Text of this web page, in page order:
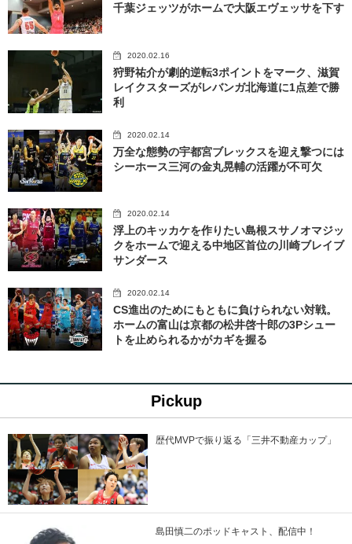
千葉ジェッツがホームで大阪エヴェッサを下す
2020.02.16
狩野祐介が劇的逆転3ポイントをマーク、滋賀
レイクスターズがレバンガ北海道に1点差で勝
利
2020.02.14
万全な態勢の宇都宮ブレックスを迎え撃つには
シーホース三河の金丸晃輔の活躍が不可欠
2020.02.14
浮上のキッカケを作りたい島根スサノオマジッ
クをホームで迎える中地区首位の川崎ブレイブ
サンダース
2020.02.14
CS進出のためにもともに負けられない対戦。
ホームの富山は京都の松井啓十郎の3Pシュー
トを止められるかがカギを握る
Pickup
歴代MVPで振り返る「三井不動産カップ」
島田慎二のポッドキャスト、配信中！